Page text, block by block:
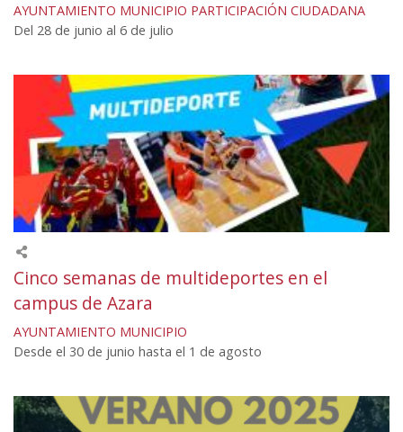
AYUNTAMIENTO MUNICIPIO PARTICIPACIÓN CIUDADANA
Del 28 de junio al 6 de julio
Cinco semanas de multideportes en el
campus de Azara
AYUNTAMIENTO MUNICIPIO
Desde el 30 de junio hasta el 1 de agosto